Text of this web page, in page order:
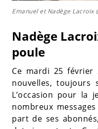
Emanuel et Nadège Lacroix
Nadège
poule
Ce mardi 25 février
nouvelles, toujours
L’occasion pour la
nombreux
part de ses